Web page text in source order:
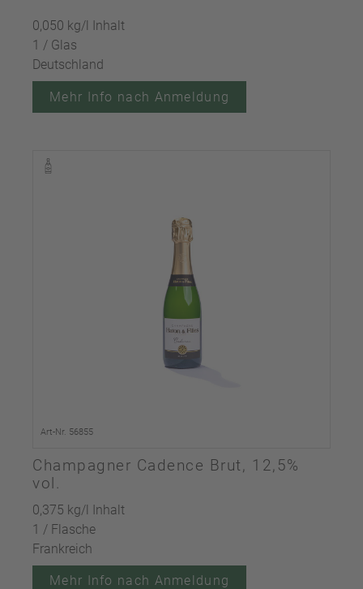
0,050 kg/l Inhalt
1 / Glas
Deutschland
Mehr Info nach Anmeldung
Art-Nr. 56855
Champagner Cadence Brut, 12,5%
vol.
0,375 kg/l Inhalt
1 / Flasche
Frankreich
Mehr Info nach Anmeldung